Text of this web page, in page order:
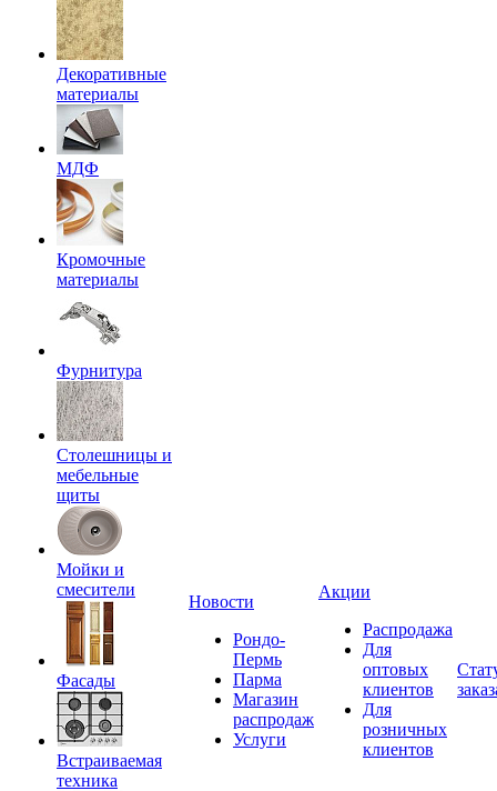
Декоративные
материалы
МДФ
Кромочные
материалы
Фурнитура
Столешницы и
мебельные
щиты
Мойки и
смесители
Фасады
Встраиваемая
техника
Новости
Рондо-
Пермь
Парма
Магазин
распродаж
Услуги
Акции
Распродажа
Для
оптовых
клиентов
Для
розничных
клиентов